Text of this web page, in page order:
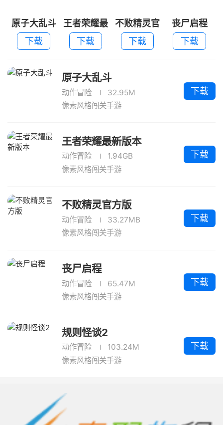
原子大乱斗
下载
王者荣耀最
新版本
下载
不败精灵官
方版
下载
丧尸启程
下载
原子大乱斗
动作冒险
32.95M
像素风格闯关手游
下载
王者荣耀最新版本
动作冒险
1.94GB
像素风格闯关手游
下载
不败精灵官方版
动作冒险
33.27MB
像素风格闯关手游
下载
丧尸启程
动作冒险
65.47M
像素风格闯关手游
下载
规则怪谈2
动作冒险
103.24M
像素风格闯关手游
下载